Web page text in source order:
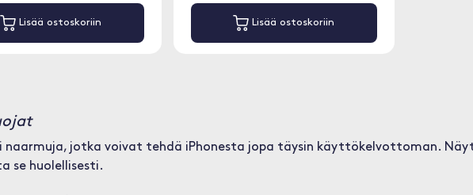
Lisää ostoskoriin Lisää ostoskoriin
jotka voivat tehdä iPhonesta jopa täysin käyttökelvottoman.
se huolellisesti.